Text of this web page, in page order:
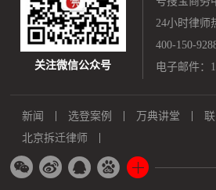
关注微信公众号
24小时律师
400-150-
电子邮件：
新闻 选登案例 万典讲堂
北京拆迁律师